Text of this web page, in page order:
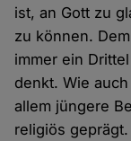
ist, an Gott zu
zu können.
immer ein
denkt. Wie
allem jüngere
religiös